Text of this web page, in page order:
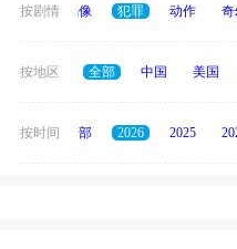
按剧情青春偶像 犯罪 动作 奇
按地区 全部 中国 美国
按时间 全部 2026 2025